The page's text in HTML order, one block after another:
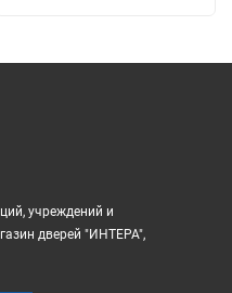
учреждений и
дверей "ИНТЕРА",